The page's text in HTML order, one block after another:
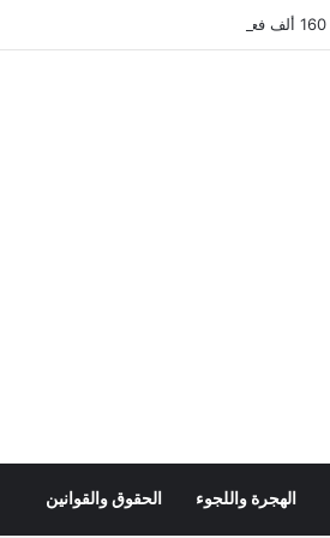
الهجرة واللجوء الحقوق والقوانين